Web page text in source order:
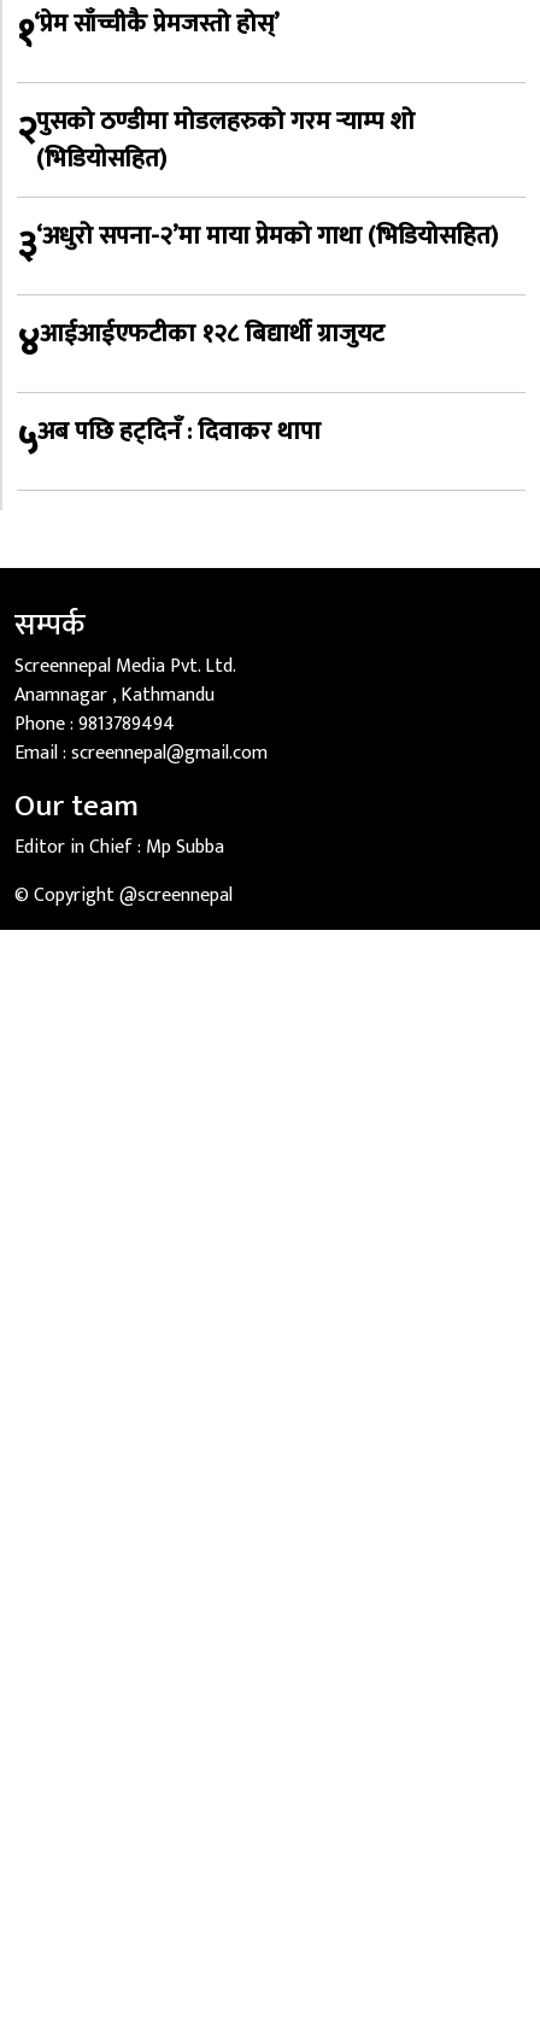
१‘प्रेम साँच्चीकै प्रेमजस्तो होस्’
२पुसको ठण्डीमा मोडलहरुको गरम र्‍याम्प शो
(भिडियोसहित)
३‘अधुरो सपना-२’मा माया प्रेमको गाथा (भिडियोसहित)
४आईआईएफटीका १२८ बिद्यार्थी ग्राजुयट
५अब पछि हट्दिनँ : दिवाकर थापा
सम्पर्क
Screennepal Media Pvt. Ltd.
Anamnagar , Kathmandu
Phone :9813789494
Email :screennepal@gmail.com
Our team
Editor in Chief : Mp Subba
© Copyright @screennepal